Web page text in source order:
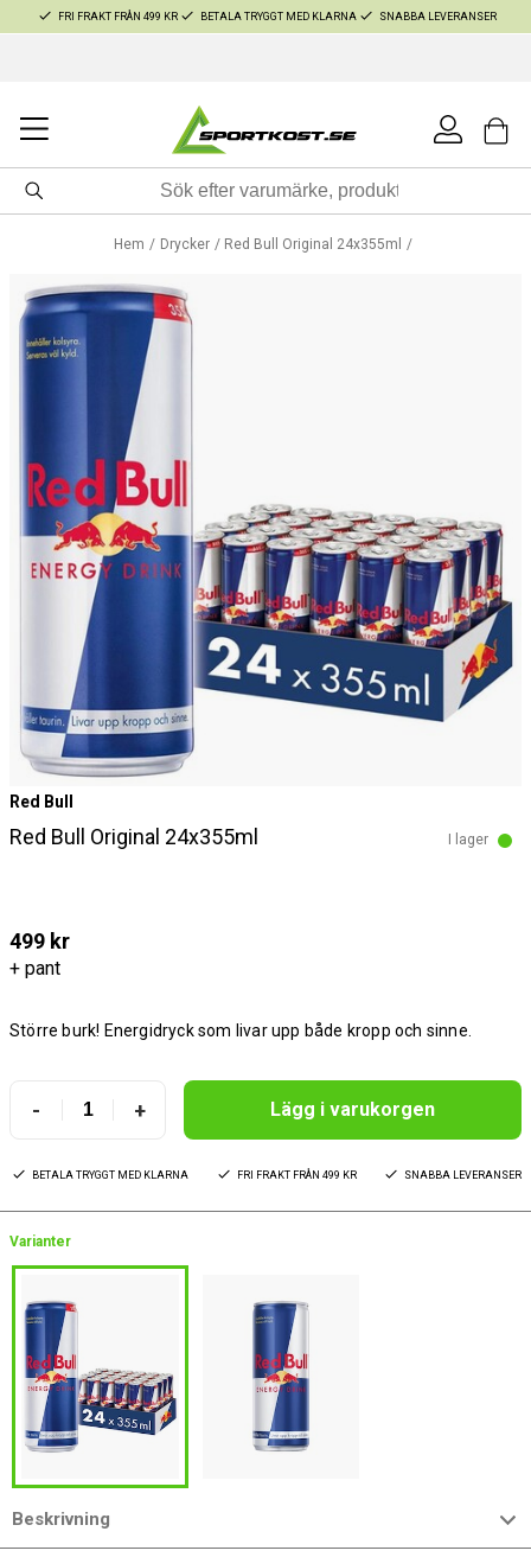
FRI FRAKT FRÅN 499 KR BETALA TRYGGT MED KLARNA SNABBA LEVERANSER
Hem Drycker Red Bull Original 24x355ml
Red Bull
Red Bull Original 24x355ml I lager
499 kr
+ pant
Större burk! Energidryck som livar upp både kropp och sinne.
- + Lägg i varukorgen
BETALA TRYGGT MED KLARNA FRI FRAKT FRÅN 499 KR SNABBA LEVERANSER
Varianter
Beskrivning